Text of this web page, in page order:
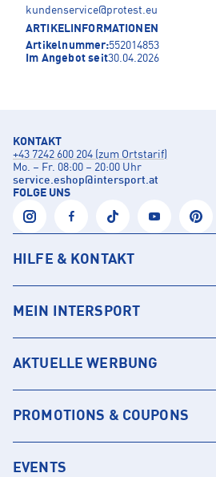
kundenservice@protest.eu
ARTIKELINFORMATIONEN
Artikelnummer:552014853
Im Angebot seit30.04.2026
KONTAKT
+43 7242 600 204 (zum Ortstarif)
Mo. – Fr. 08:00 – 20:00 Uhr
service.eshop@intersport.at
FOLGE UNS
HILFE & KONTAKT
MEIN INTERSPORT
AKTUELLE WERBUNG
PROMOTIONS & COUPONS
EVENTS